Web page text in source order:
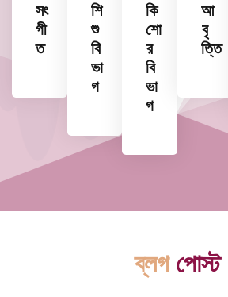
সং
গী
ত
শি
শু
বি
ভা
গ
কি
শো
র
বি
ভা
গ
আ
বৃ
ত্তি
ব্লগ পোস্ট